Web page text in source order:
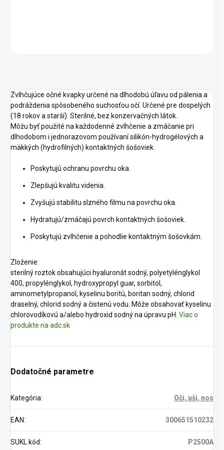
Zvlhčujúce očné kvapky určené na dlhodobú úľavu od pálenia a
podráždenia spôsobeného suchosťou očí. Určené pre dospelých
(18 rokov a starší). Sterilné, bez konzervačných látok.
Môžu byť použité na každodenné zvlhčenie a zmáčanie pri
dlhodobom i jednorazovom používaní silikón-hydrogélových a
mäkkých (hydrofilných) kontaktných šošoviek.
Poskytujú ochranu povrchu oka.
Zlepšujú kvalitu videnia.
Zvyšujú stabilitu slzného filmu na povrchu oka.
Hydratujú/zmáčajú povrch kontaktných šošoviek.
Poskytujú zvlhčenie a pohodlie kontaktným šošovkám.
Zloženie:
sterilný roztok obsahujúci hyaluronát sodný, polyetylénglykol
400, propylénglykol, hydroxypropyl guar, sorbitol,
aminometylpropanol, kyselinu boritú, boritan sodný, chlorid
draselný, chlorid sodný a čistenú vodu. Môže obsahovať kyselinu
chlorovodíkovú a/alebo hydroxid sodný na úpravu pH. Viac o
produkte na adc.sk
Dodatočné parametre
Kategória: Oči, uši, nos
EAN: 300651510232
SUKL kód: P2500A